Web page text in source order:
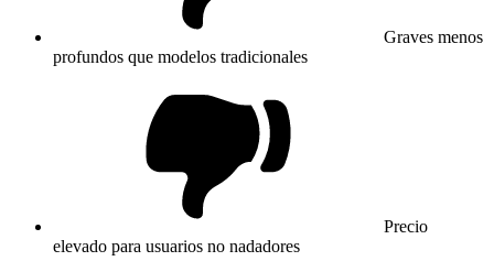
Graves menos
profundos que modelos tradicionales
Precio
elevado para usuarios no nadadores